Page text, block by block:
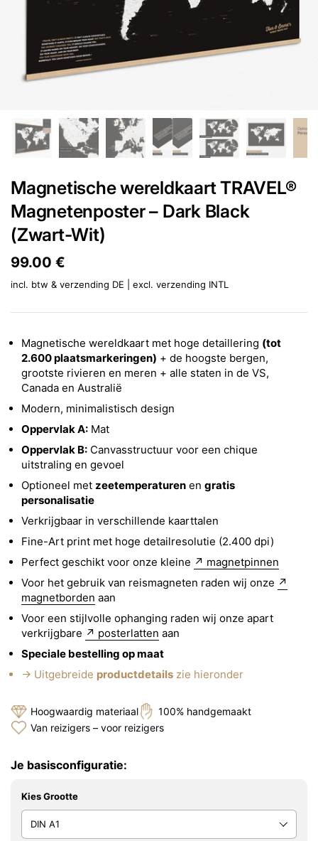
Magnetische wereldkaart TRAVEL®
Magnetenposter – Dark Black
(Zwart-Wit)
Prijs:
99.00 €
incl. btw & verzending DE | excl. verzending INTL
Magnetische wereldkaart met hoge detaillering (tot
2.600 plaatsmarkeringen) + de hoogste bergen,
grootste rivieren en meren + alle staten in de VS,
Canada en Australië
Modern, minimalistisch design
Oppervlak A: Mat
Oppervlak B: Canvasstructuur voor een chique
uitstraling en gevoel
Optioneel met zeetemperaturen en gratis
personalisatie
Verkrijgbaar in verschillende kaarttalen
Fine-Art print met hoge detailresolutie (2.400 dpi)
Perfect geschikt voor onze kleine ↗ magnetpinnen
Voor het gebruik van reismagneten raden wij onze ↗
magnetborden aan
Voor een stijlvolle ophanging raden wij onze apart
verkrijgbare ↗ posterlatten aan
Speciale bestelling op maat
→ Uitgebreide productdetails zie hieronder
Hoogwaardig materiaal
100% handgemaakt
Van reizigers – voor reizigers
Je basisconfiguratie:
Kies Grootte